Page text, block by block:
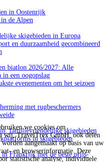
we cookies om
wij, TravelTrex GmbH, ook delen
aangemaakt op basis van uw
en browserinformatie. Deze
statistische analyse, individuele
in Oostenrijk
de Alpen
skigebieden in Europa
en duurzaamheid gecombineerd
biatlon 2026/2027: Alle
in een oogopslag
evenementen om het seizoen
met rugbeschermers
familievriendelijke skigebieden
in skigebieden
in Frankrijk met de beste prijs-